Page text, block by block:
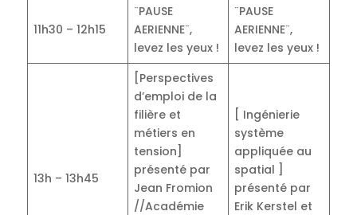
11h30 – 12h15
¨PAUSE
AERIENNE¨,
levez les yeux !
¨PAUSE
AERIENNE¨,
levez les yeux !
13h – 13h45
[Perspectives
d’emploi de la
filière et
métiers en
tension]
présenté par
Jean Fromion
//Académie
[ Ingénierie
système
appliquée au
spatial ]
présenté par
Erik Kerstel et